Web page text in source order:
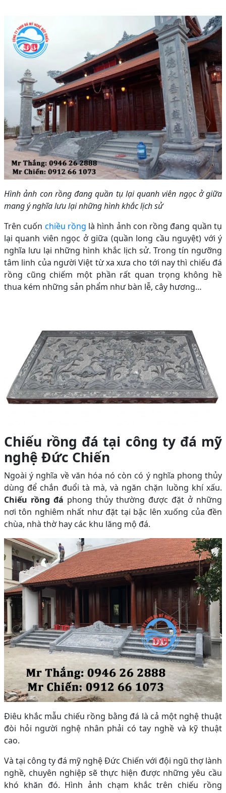
Hình ảnh con rồng đang quần tụ lại quanh viên ngọc ở giữa
mang ý nghĩa lưu lại những hình khắc lịch sử
Trên cuốn chiều rồng là hình ảnh con rồng đang quần tụ
lại quanh viên ngọc ở giữa (quần long cầu nguyệt) với ý
nghĩa lưu lại những hình khắc lịch sử. Trong tín ngưỡng
tâm linh của người Việt từ xa xưa cho tới nay thì chiếu đá
rồng cũng chiếm một phần rất quan trọng không hề
thua kém những sản phẩm như bàn lễ, cây hương…
Chiếu rồng đá tại công ty đá mỹ
nghệ Đức Chiến
Ngoài ý nghĩa về văn hóa nó còn có ý nghĩa phong thủy
dùng để chắn đuổi tà mà, và ngăn chặn luồng khí xấu.
Chiếu rồng đá phong thủy thường được đặt ở những
nơi tôn nghiêm nhất như đặt tại bậc lên xuống của đền
chùa, nhà thờ hay các khu lăng mộ đá.
Điêu khắc mẫu chiếu rồng bằng đá là cả một nghệ thuật
đòi hỏi người nghệ nhân phải có tay nghề và kỹ thuật
cao.
Và tại công ty đá mỹ nghệ Đức Chiến với đội ngũ thợ lành
nghề, chuyên nghiệp sẽ thực hiện được những yêu cầu
khó khăn đó. Hình ảnh chạm khắc trên chiếu rồng